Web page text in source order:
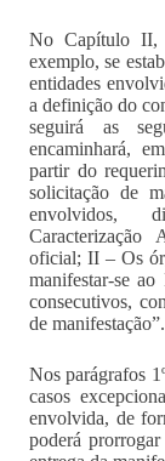
No Capítulo II,
exemplo, se
entidades
a definição do
seguirá as
encaminhará,
partir do
solicitação de
envolvidos,
oficial; II – Os
manifestar-se
consecutivos,
de manifestação”.
Nos parágrafos
casos
envolvida, de
poderá